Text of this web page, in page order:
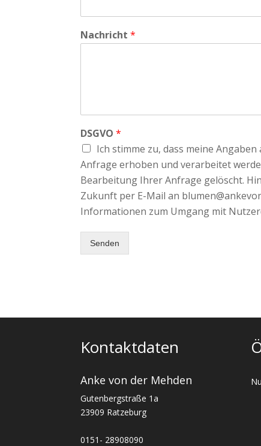
Nachricht*
DSGVO*
Ich stimme zu, dass meine
Anfrage erhoben und verarbeitet
Bearbeitung Ihrer Anfrage gelöscht.
Zukunft per E-Mail an
Informationen zum Umgang mit
Senden
Kontaktdaten
Anke von der Mehden
Gutenbergstraße 1a
23909 Ratzeburg
0151- 28908090